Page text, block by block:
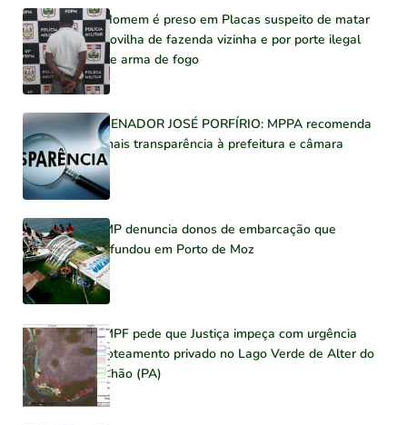
Homem é preso em Placas suspeito de matar
novilha de fazenda vizinha e por porte ilegal
de arma de fogo
SENADOR JOSÉ PORFÍRIO: MPPA recomenda
mais transparência à prefeitura e câmara
MP denuncia donos de embarcação que
afundou em Porto de Moz
MPF pede que Justiça impeça com urgência
loteamento privado no Lago Verde de Alter do
Chão (PA)